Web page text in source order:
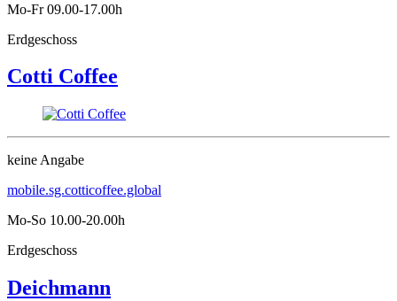
Mo-Fr 09.00-17.00h
Erdgeschoss
Cotti Coffee
keine Angabe
mobile.sg.cotticoffee.global
Mo-So 10.00-20.00h
Erdgeschoss
Deichmann